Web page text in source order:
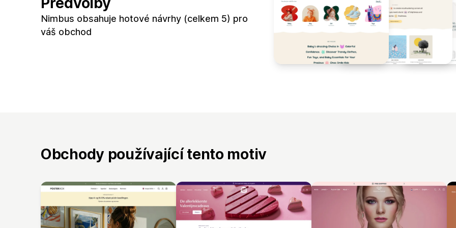
Nimbus obsahuje hotové návrhy (celkem 5) pro
váš obchod
Obchody používající tento motiv